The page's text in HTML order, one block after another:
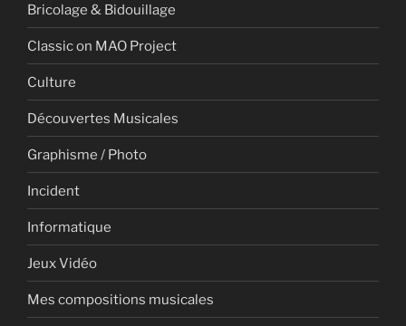
Bricolage & Bidouillage
Classic on MAO Project
Culture
Découvertes Musicales
Graphisme / Photo
Incident
Informatique
Jeux Vidéo
Mes compositions musicales